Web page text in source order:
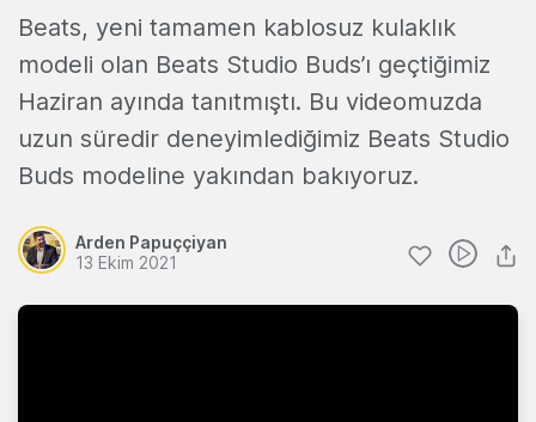
Beats, yeni tamamen kablosuz kulaklık
modeli olan Beats Studio Buds’ı geçtiğimiz
Haziran ayında tanıtmıştı. Bu videomuzda
uzun süredir deneyimlediğimiz Beats Studio
Buds modeline yakından bakıyoruz.
Arden Papuççiyan
13 Ekim 2021